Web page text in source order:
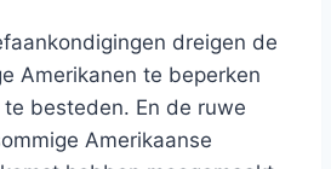
dreigen de
Amerikanen te beperken
besteden. En de ruwe
Amerikaanse